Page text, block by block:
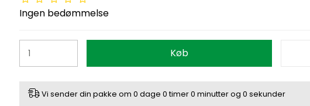
Ingen bedømmelse
Køb
Vi sender din pakke om 0 dage 0 timer0 minutterog 0 sekunder